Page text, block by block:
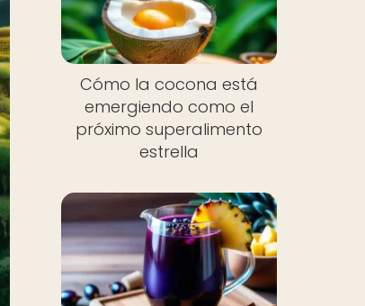
Cómo la cocona está
emergiendo como el
próximo superalimento
estrella